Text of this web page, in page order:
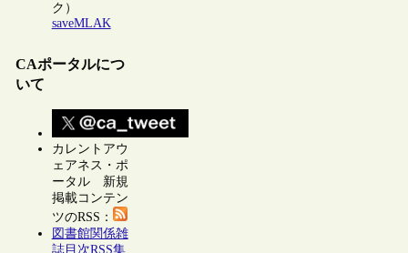
ク）
saveMLAK
CAポータルにつ
いて
カレントアウ
ェアネス・ポ
ータル 新規
掲載コンテン
ツのRSS：
図書館関係雑
誌目次RSS集